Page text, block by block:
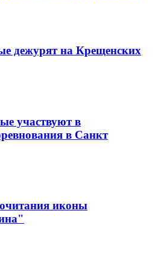
дежурят на Крещенских
участвуют в
в Санкт
иконы